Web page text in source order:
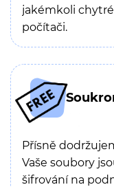
jakémkoli
počítači.
Přísně
Vaše soubory
šifrování na